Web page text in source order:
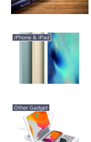
iPhone & iPad
Other Gadget